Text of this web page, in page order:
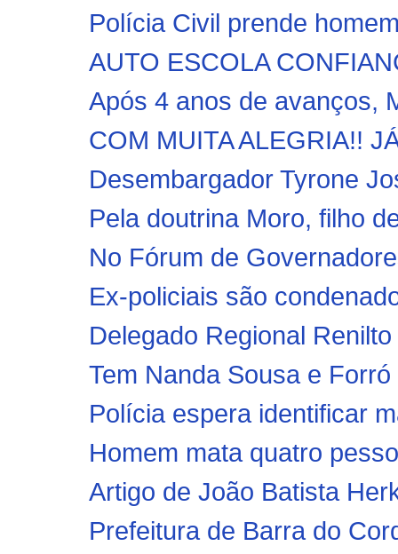
Polícia Civil prende
AUTO ESCOLA
Após 4 anos de avanços,
COM MUITA ALEGRIA!!
Desembargador Tyrone
Pela doutrina Moro, filho
No Fórum de
Ex-policiais são
Delegado Regional
Tem Nanda Sousa e
Polícia espera identificar
Homem mata quatro
Artigo de João Batista
Prefeitura de Barra do